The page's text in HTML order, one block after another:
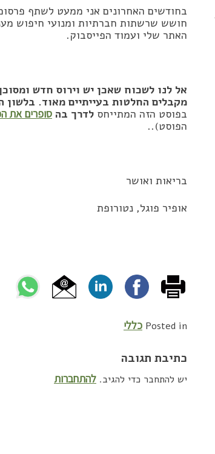
בחודשים האחרונים אני ממעט לשתף
חושש שרשתות חברתיות ומנועי חיפוש
האתר שלי ועמוד הפייסבוק.
אל לנו לשכוח שאכן יש וירוס חדש
מקבלים החלטות בעייתיים מאוד. בלשון
בפוסט הזה המתייחס לדרך בה סופרים את
הפוסט)..
בריאות ואושר
אופיר פוגל, נטורופת
Posted in כללי
כתיבת תגובה
יש להתחבר כדי להגיב. להתחברות